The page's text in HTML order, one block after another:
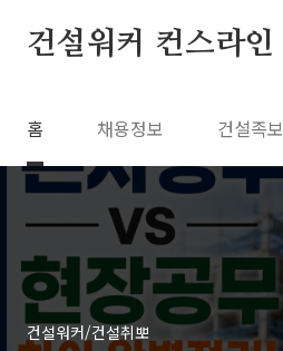
건설워커 컨스라인
홈 채용정보 건설족보
건설워커/건설취뽀